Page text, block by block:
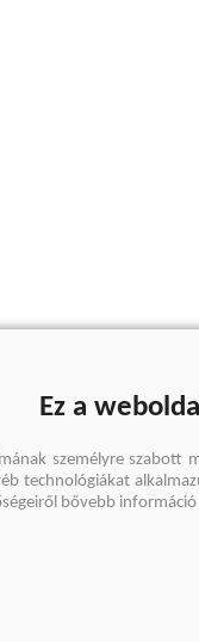
Ez a
személyre szabott
technológiákat
bővebb információ